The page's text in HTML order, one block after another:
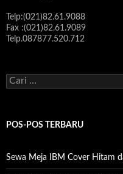
Telp:(021)82.61.9088
Fax :(021)82.61.9089
Telp.087877.520.712
C
a
u
u
k
POS-POS TERBARU
Sewa Meja IBM Cover Hitam